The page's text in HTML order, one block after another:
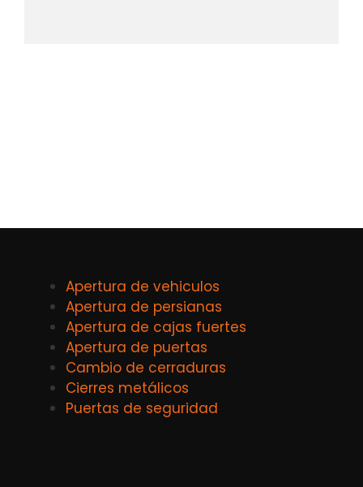
Apertura de vehiculos
Apertura de persianas
Apertura de cajas fuertes
Apertura de puertas
Cambio de cerraduras
Cierres metálicos
Puertas de seguridad